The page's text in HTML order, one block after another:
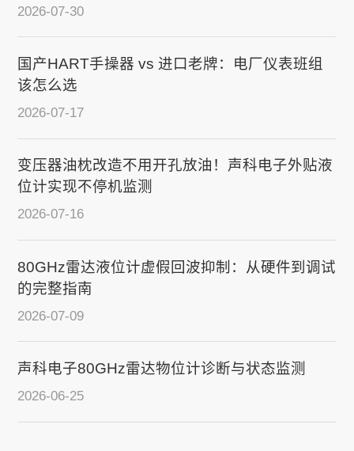
2026-07-30
国产HART手操器 vs 进口老牌：电厂仪表班组
该怎么选
2026-07-17
变压器油枕改造不用开孔放油！声科电子外贴液
位计实现不停机监测
2026-07-16
80GHz雷达液位计虚假回波抑制：从硬件到调试
的完整指南
2026-07-09
声科电子80GHz雷达物位计诊断与状态监测
2026-06-25